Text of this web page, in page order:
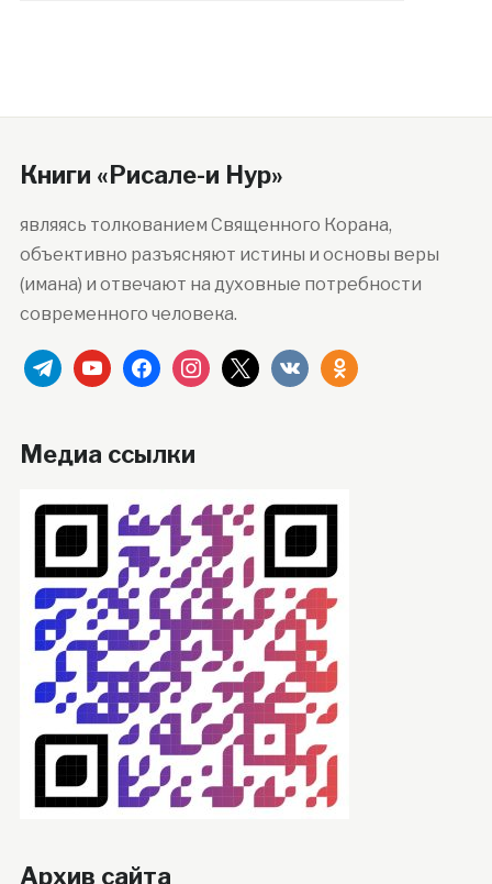
Книги «Рисале-и Нур»
являясь толкованием Священного Корана,
объективно разъясняют истины и основы веры
(имана) и отвечают на духовные потребности
современного человека.
telegramyoutubefacebookinstagram
x vkontakteodnoklassniki
Медиа ссылки
Архив сайта